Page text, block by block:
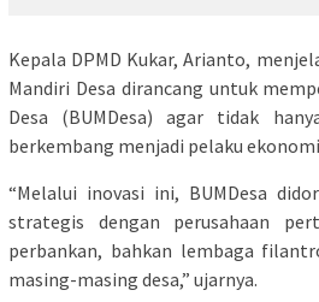
Kepala DPMD Kukar, Arianto,
Mandiri Desa dirancang untuk
Desa (BUMDesa) agar tidak
berkembang menjadi pelaku
“Melalui inovasi ini, BUMDesa
strategis dengan perusahaan
perbankan, bahkan lembaga
masing-masing desa,” ujarnya.